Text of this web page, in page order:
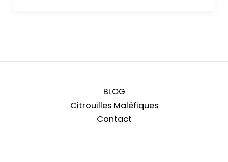
BLOG
Citrouilles Maléfiques
Contact